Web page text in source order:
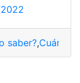
saber?,Cuánto